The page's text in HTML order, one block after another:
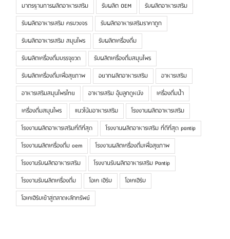
มาตรฐานการผลิตอาหารเสริม
รับผลิต OEM
รับผลิตอาหารเสริม
รับผลิตอาหารเสริม ครบวงจร
รับผลิตอาหารเสริมราคาถูก
รับผลิตอาหารเสริม สมุนไพร
รับผลิตเครื่องดื่ม
รับผลิตเครื่องดื่มบรรจุขวด
รับผลิตเครื่องดื่มสมุนไพร
รับผลิตเครื่องดื่มเพื่อสุขภาพ
อยากผลิตอาหารเสริม
อาหารเสริม
อาหารเสริมสมุนไพรไทย
อาหารเสริม อุ้มลูกดูหนัง
เครื่องดื่มน้ำ
เครื่องดื่มสมุนไพร
แนวโน้มอาหารเสริม
โรงงานผลิตอาหารเสริม
โรงงานผลิตอาหารเสริมที่ดีที่สุด
โรงงานผลิตอาหารเสริม ที่ดีที่สุด pantip
โรงงานผลิตเครื่องดื่ม oem
โรงงานผลิตเครื่องดื่มเพื่อสุขภาพ
โรงงานรับผลิตอาหารเสริม
โรงงานรับผลิตอาหารเสริม Pantip
โรงงานรับผลิตเครื่องดื่ม
โอเค เฮิร์บ
โอเคเฮิร์บ
โอเคเฮิร์บเข้าสู่ตลาดหลักทรัพย์